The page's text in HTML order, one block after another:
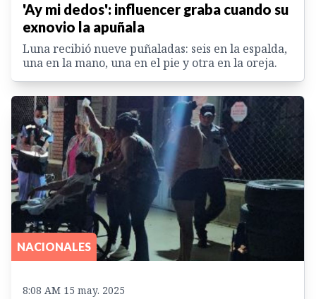
'Ay mi dedos': influencer graba cuando su
exnovio la apuñala
Luna recibió nueve puñaladas: seis en la espalda,
una en la mano, una en el pie y otra en la oreja.
NACIONALES
8:08 AM 15 may. 2025